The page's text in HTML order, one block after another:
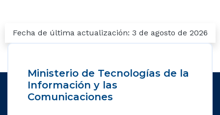
Fecha de última actualización: 3 de agosto de 2026
Ministerio de Tecnologías de la
Información y las
Comunicaciones